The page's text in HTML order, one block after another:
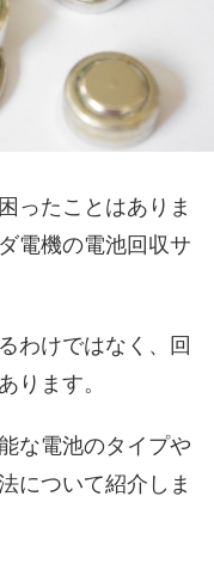
ったことはありま
電機の電池回収サ
わけではなく、回
ります。
な電池のタイプや
について紹介しま